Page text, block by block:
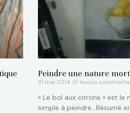
Peindre une nature
31 mai 2014 Aucun
« Le bol aux citrons » est
simple à peindre…Résumé